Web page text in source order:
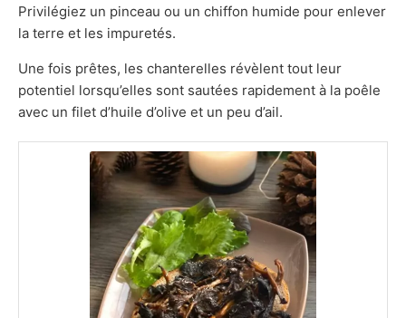
Privilégiez un pinceau ou un chiffon humide pour enlever
la terre et les impuretés.
Une fois prêtes, les chanterelles révèlent tout leur
potentiel lorsqu’elles sont sautées rapidement à la poêle
avec un filet d’huile d’olive et un peu d’ail.